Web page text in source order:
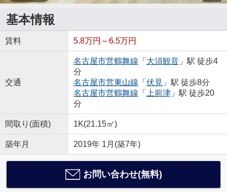
基本情報
賃料 5.8万円～6.5万円
交通
名古屋市営鶴舞線 「 大須観音」駅 徒歩4
分
名古屋市営東山線 「 伏見 」駅 徒歩8分
名古屋市営鶴舞線 「 上前津」駅 徒歩20
分
間取り(面積) 1K(21.15㎡)
築年月 2019年 1月(築7年)
お問い合わせ(無料)